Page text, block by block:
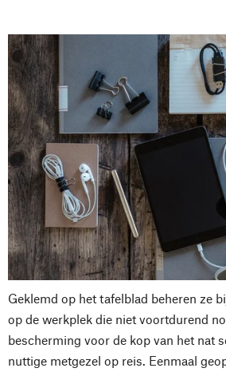
Geklemd op het tafelblad beheren ze
op de werkplek die niet voortdurend
bescherming voor de kop van het nat
nuttige metgezel op reis. Eenmaal